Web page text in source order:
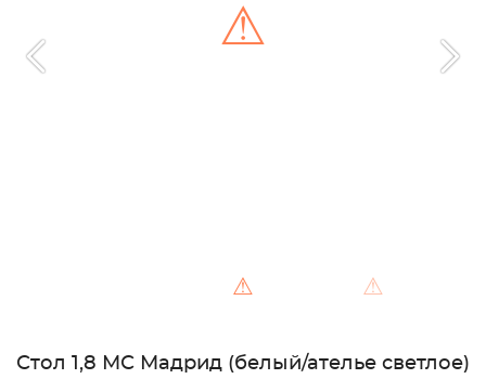
⚠ ⚠
⚠
Стол 1,8 МС Мадрид (белый/ателье светлое)